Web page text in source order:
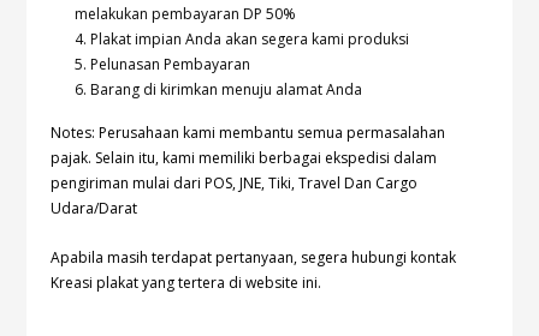
melakukan pembayaran DP 50%
4. Plakat impian Anda akan segera kami produksi
5. Pelunasan Pembayaran
6. Barang di kirimkan menuju alamat Anda
Notes: Perusahaan kami membantu semua permasalahan
pajak. Selain itu, kami memiliki berbagai ekspedisi dalam
pengiriman mulai dari POS, JNE, Tiki, Travel Dan Cargo
Udara/Darat
Apabila masih terdapat pertanyaan, segera hubungi kontak
Kreasi plakat yang tertera di website ini.